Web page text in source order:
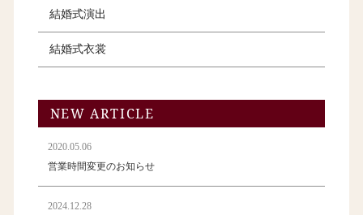
結婚式演出
結婚式衣裳
NEW ARTICLE
2020.05.06
営業時間変更のお知らせ
2024.12.28